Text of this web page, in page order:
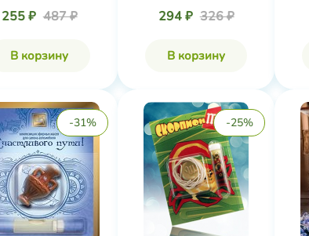
255 ₽ 487 ₽
В корзину
294 ₽ 326 ₽
В корзину
-31% -25%